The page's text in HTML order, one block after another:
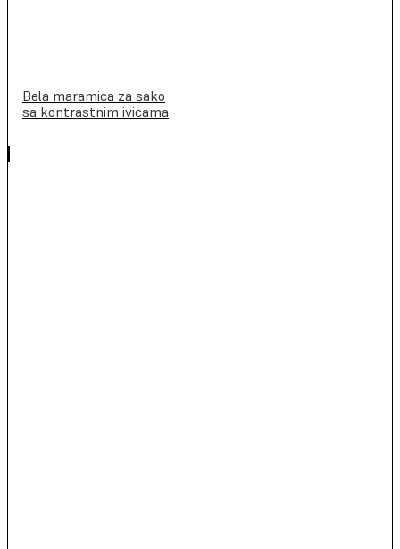
Bela maramica za sako
sa kontrastnim ivicama